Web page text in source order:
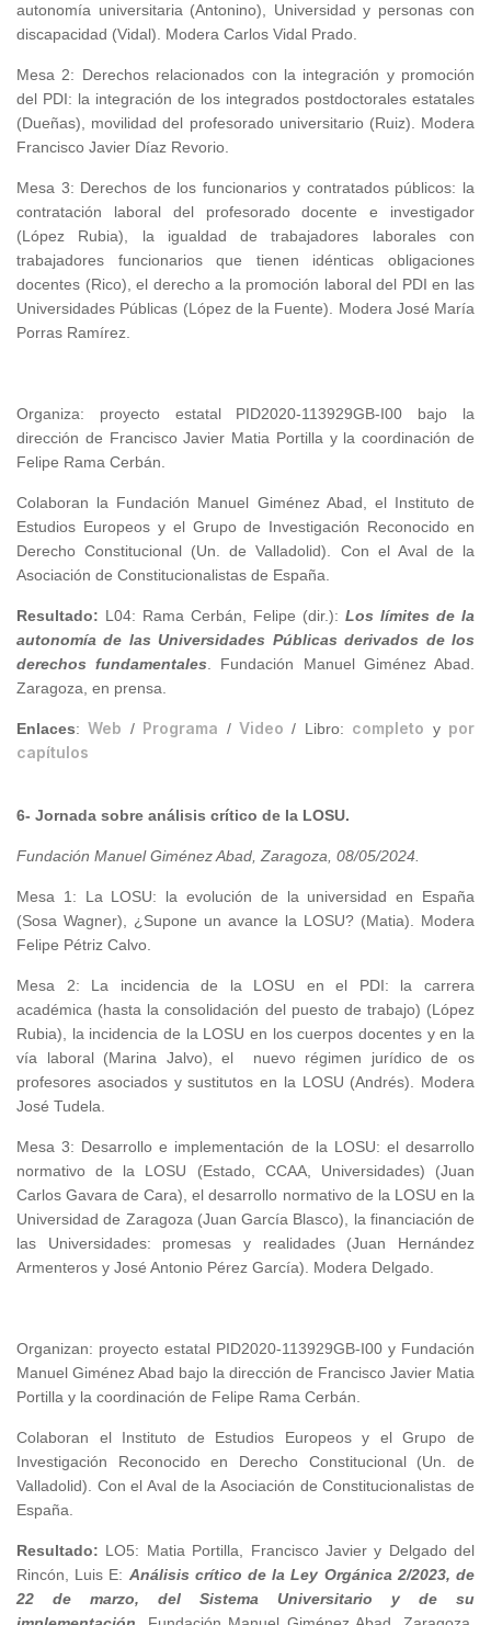
autonomía universitaria (Antonino), Universidad y personas con
discapacidad (Vidal). Modera Carlos Vidal Prado.
Mesa 2: Derechos relacionados con la integración y promoción
del PDI: la integración de los integrados postdoctorales estatales
(Dueñas), movilidad del profesorado universitario (Ruiz). Modera
Francisco Javier Díaz Revorio.
Mesa 3: Derechos de los funcionarios y contratados públicos: la
contratación laboral del profesorado docente e investigador
(López Rubia), la igualdad de trabajadores laborales con
trabajadores funcionarios que tienen idénticas obligaciones
docentes (Rico), el derecho a la promoción laboral del PDI en las
Universidades Públicas (López de la Fuente). Modera José María
Porras Ramírez.
Organiza: proyecto estatal PID2020-113929GB-I00 bajo la
dirección de Francisco Javier Matia Portilla y la coordinación de
Felipe Rama Cerbán.
Colaboran la Fundación Manuel Giménez Abad, el Instituto de
Estudios Europeos y el Grupo de Investigación Reconocido en
Derecho Constitucional (Un. de Valladolid). Con el Aval de la
Asociación de Constitucionalistas de España.
Resultado: L04: Rama Cerbán, Felipe (dir.): Los límites de la
autonomía de las Universidades Públicas derivados de los
derechos fundamentales . Fundación Manuel Giménez Abad.
Zaragoza, en prensa.
Enlaces:Web / Programa /Video / Libro: completo y por
capítulos
6- Jornada sobre análisis crítico de la LOSU.
Fundación Manuel Giménez Abad, Zaragoza, 08/05/2024
Mesa 1: La LOSU: la evolución de la universidad en España
(Sosa Wagner), ¿Supone un avance la LOSU? (Matia). Modera
Felipe Pétriz Calvo.
Mesa 2: La incidencia de la LOSU en el PDI: la carrera
académica (hasta la consolidación del puesto de trabajo) (López
Rubia), la incidencia de la LOSU en los cuerpos docentes y en la
vía laboral (Marina Jalvo), el nuevo régimen jurídico de os
profesores asociados y sustitutos en la LOSU (Andrés). Modera
José Tudela.
Mesa 3: Desarrollo e implementación de la LOSU: el desarrollo
normativo de la LOSU (Estado, CCAA, Universidades) (Juan
Carlos Gavara de Cara), el desarrollo normativo de la LOSU en la
Universidad de Zaragoza (Juan García Blasco), la financiación de
las Universidades: promesas y realidades (Juan Hernández
Armenteros y José Antonio Pérez García). Modera Delgado.
Organizan: proyecto estatal PID2020-113929GB-I00 y Fundación
Manuel Giménez Abad bajo la dirección de Francisco Javier Matia
Portilla y la coordinación de Felipe Rama Cerbán.
Colaboran el Instituto de Estudios Europeos y el Grupo de
Investigación Reconocido en Derecho Constitucional (Un. de
Valladolid). Con el Aval de la Asociación de Constitucionalistas de
España.
Resultado: LO5: Matia Portilla, Francisco Javier y Delgado del
Rincón, Luis E: Análisis crítico de la Ley Orgánica 2/2023, de
22 de marzo, del Sistema Universitario y de su